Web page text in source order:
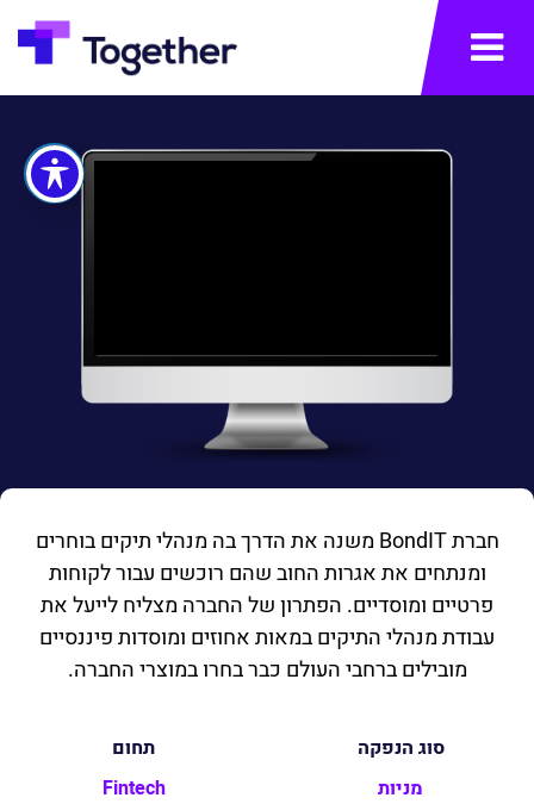
תפריט
חברת BondIT משנה את הדרך בה מנהלי תיקים בוחרים
ומנתחים את אגרות החוב שהם רוכשים עבור לקוחות
פרטיים ומוסדיים. הפתרון של החברה מצליח לייעל את
עבודת מנהלי התיקים במאות אחוזים ומוסדות פיננסיים
מובילים ברחבי העולם כבר בחרו במוצרי החברה.
סוג הנפקה
מניות
תחום
Fintech
×